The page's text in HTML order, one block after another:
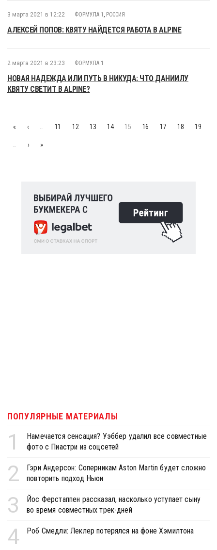
3 марта 2021 в 12:22 ФОРМУЛА 1 , РОССИЯ
АЛЕКСЕЙ ПОПОВ: КВЯТУ НАЙДЕТСЯ РАБОТА В ALPINE
2 марта 2021 в 23:23 ФОРМУЛА 1
НОВАЯ НАДЕЖДА ИЛИ ПУТЬ В НИКУДА: ЧТО ДАНИИЛУ
КВЯТУ СВЕТИТ В ALPINE?
« ‹ 11 12 13 14 15 16 17 18 19
› »
ПОПУЛЯРНЫЕ МАТЕРИАЛЫ
1
Намечается сенсация? Уэббер удалил все совместные
фото с Пиастри из соцсетей
2
Гэри Андерсон: Соперникам Aston Martin будет сложно
повторить подход Ньюи
3
Йос Ферстаппен рассказал, насколько уступает сыну
во время совместных трек-дней
4 Роб Смедли: Леклер потерялся на фоне Хэмилтона